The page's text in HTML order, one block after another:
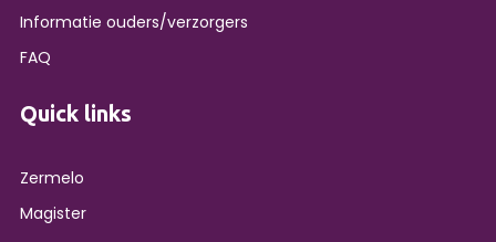
Informatie ouders/verzorgers
FAQ
Quick links
Zermelo
Magister